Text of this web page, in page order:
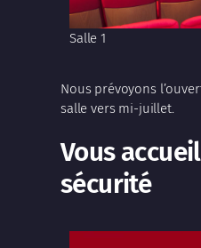
Salle 1
Nous prévoyons
salle vers mi-juillet.
Vous
sécurité